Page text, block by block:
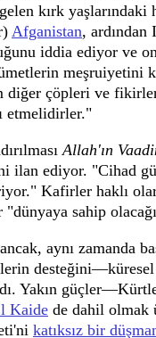
kırk
Afganistan, ardından
iddia ediyor ve
meşruiyetini
diğer çöpleri ve
etmelidirler."
Allah'ın
ilan ediyor. "Cihad
Kafirler haklı
sahip
aynı zamanda
Yakın
Kaide de dahil olmak
katıksız bir